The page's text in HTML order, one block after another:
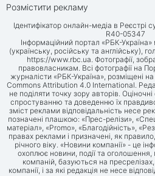
Розмістити рекламу
Ідентифікатор онлайн-медіа в Реєстрі
R40-05347
Інформаційний портал «РБК-
(українську, російську та англійську),
https://www.rbc.ua. Фотографії,
правовласникам. Всі фотографії на
журналісти «РБК-Україна», розміщені
Commons Attribution 4.0 International.
не поділяти точку зору авторів.
спростуванню та доведенню їх
зміст реклами відповідальність несе
позначені плашкою: «Прес-релізи»,
матеріал», «Promo», «Благодійність»,
правах реклами і призначені, як
річного віку. «Новини компанії» - це
охоплює новини, події та оголошення,
компаній, базуються на
компанії, і за які редакція не несе